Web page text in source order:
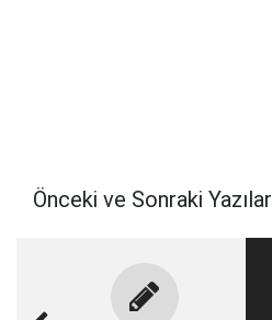
Önceki ve Sonraki Yazılar